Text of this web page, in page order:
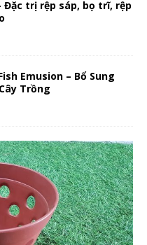
Đặc trị rệp sáp, bọ trĩ, rệp
Emusion – Bổ Sung
Trồng